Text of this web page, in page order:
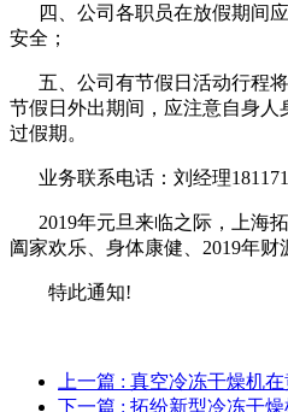
四、公司各职员在放假期间
安全；
五、公司有节假日活动行程
节假日外出期间，应注意自身
过假期。
业务联系电话：刘经理
2019年元旦来临之际，上海拓
阖家欢乐、身体康健、2019年财
特此通知!
上一篇 : 真空冷冻干燥机
下一篇 : 拓纷新型冷冻干